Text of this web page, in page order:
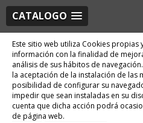
CATALOGO
Este sitio web utiliza Cookies
información con la finalidad de
análisis de sus hábitos de
la aceptación de la instalación de las
posibilidad de configurar su
impedir que sean instaladas en su
cuenta que dicha acción podrá
de página web.